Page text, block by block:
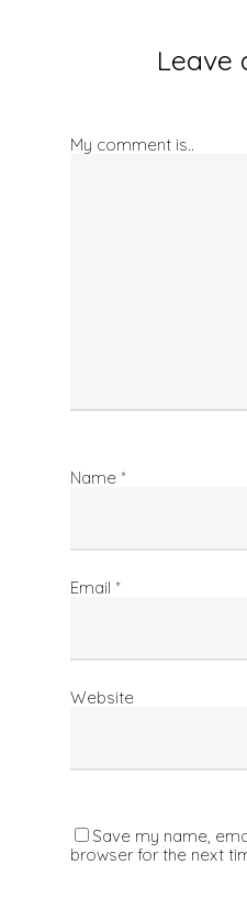
Leave
My comment is..
Name *
Email *
Website
Save my name,
browser for the next